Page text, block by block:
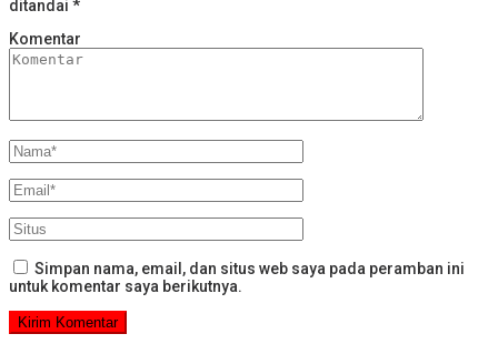
ditandai *
Komentar
Simpan nama, email, dan situs web saya pada peramban ini
untuk komentar saya berikutnya.